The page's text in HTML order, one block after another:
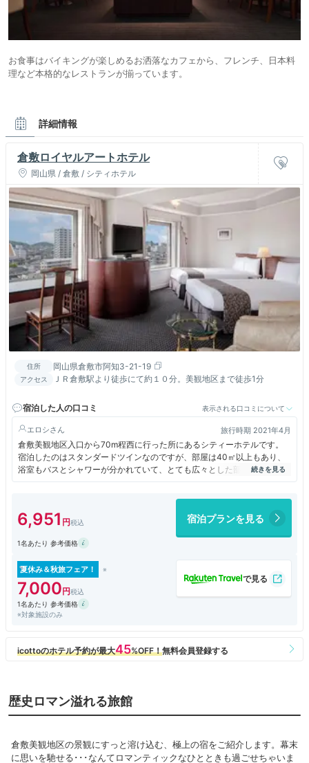
お食事はバイキングが楽しめるお洒落なカフェから、フレンチ、日本料
理など本格的なレストランが揃っています。
詳細情報
倉敷ロイヤルアートホテル
岡山県 / 倉敷 / シティホテル
住所 岡山県倉敷市阿知3-21-19
アクセス ＪＲ倉敷駅より徒歩にて約１０分。美観地区まで徒歩1分
宿泊した人の口コミ 表示される口コミについて
エロシ 旅行時期 2021年4月
倉敷美観地区入口から70m程西に行った所にあるシティーホテルです。
宿泊したのはスタンダードツインなのですが、部屋は40㎡以上もあり、
浴室もバスとシャワーが分かれていて、とても広々とした部屋でした。美
観地区にも行くのにも近く、コンビニも近く、快適なホテルです。
6,951 宿泊プランを見る
1名あたり 参考価格
夏休み＆秋旅フェア！
7,000
1名あたり 参考価格
※対象施設のみ
歴史ロマン溢れる旅館
倉敷美観地区の景観にすっと溶け込む、極上の宿をご紹介します。幕末
に思いを馳せる･･･なんてロマンティックなひとときも過ごせちゃいま